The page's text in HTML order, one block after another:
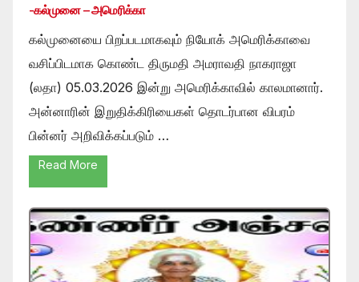
-கல்முனை – அமெரிக்கா
கல்முனையை பிறப்படமாகவும் நியோக் அமெரிக்காவை
வசிப்பிடமாக கொண்ட திருமதி அமராவதி நாகராஜா
(லதா) 05.03.2026 இன்று அமெரிக்காவில் காலமானார்.
அன்னாரின் இறுதிக்கிரியைகள் தொடர்பான விபரம்
பின்னர் அறிவிக்கப்படும் …
Read More